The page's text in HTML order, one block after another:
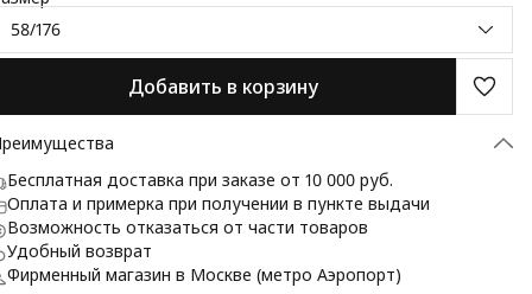
58/176
Добавить в корзину
Бесплатная доставка при заказе от 10 000 руб.
Оплата и примерка при получении в пункте выдачи
Возможность отказаться от части товаров
Удобный возврат
Фирменный магазин в Москве (метро Аэропорт)